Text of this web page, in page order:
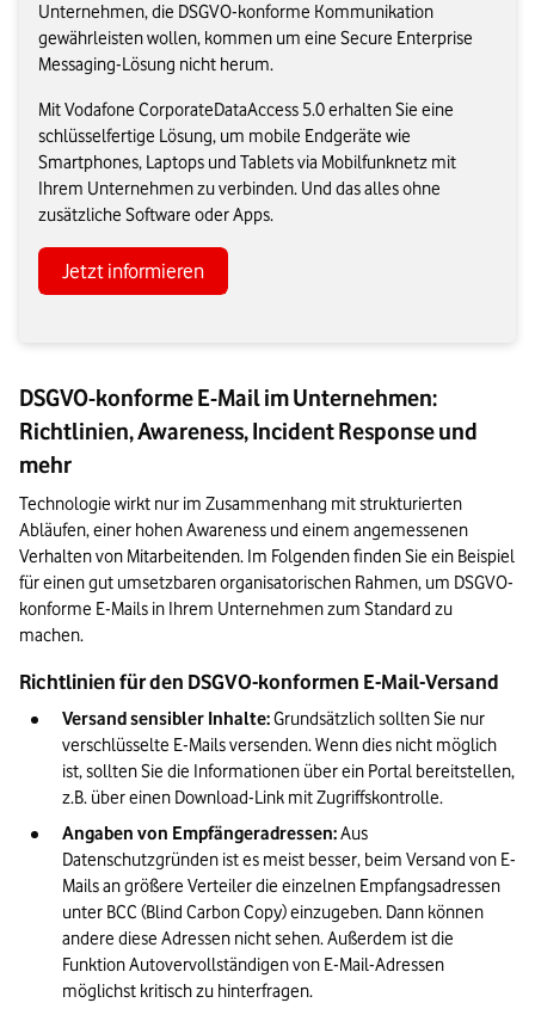
Unternehmen, die DSGVO-konforme Kommunikation
gewährleisten wollen, kommen um eine Secure Enterprise
Messaging-Lösung nicht herum.
Mit Vodafone CorporateDataAccess 5.0 erhalten Sie eine
schlüsselfertige Lösung, um mobile Endgeräte wie
Smartphones, Laptops und Tablets via Mobilfunknetz mit
Ihrem Unternehmen zu verbinden. Und das alles ohne
zusätzliche Software oder Apps.
Jetzt informieren
DSGVO-konforme E-Mail im Unternehmen:
Richtlinien, Awareness, Incident Response und
mehr
Technologie wirkt nur im Zusammenhang mit strukturierten
Abläufen, einer hohen Awareness und einem angemessenen
Verhalten von Mitarbeitenden. Im Folgenden finden Sie ein Beispiel
für einen gut umsetzbaren organisatorischen Rahmen, um DSGVO-
konforme E-Mails in Ihrem Unternehmen zum Standard zu
machen.
Richtlinien für den DSGVO-konformen E-Mail-Versand
Versand sensibler Inhalte: Grundsätzlich sollten Sie nur
verschlüsselte E-Mails versenden. Wenn dies nicht möglich
ist, sollten Sie die Informationen über ein Portal bereitstellen,
z.B. über einen Download-Link mit Zugriffskontrolle.
Angaben von Empfängeradressen: Aus
Datenschutzgründen ist es meist besser, beim Versand von E-
Mails an größere Verteiler die einzelnen Empfangsadressen
unter BCC (Blind Carbon Copy) einzugeben. Dann können
andere diese Adressen nicht sehen. Außerdem ist die
Funktion Autovervollständigen von E-Mail-Adressen
möglichst kritisch zu hinterfragen.